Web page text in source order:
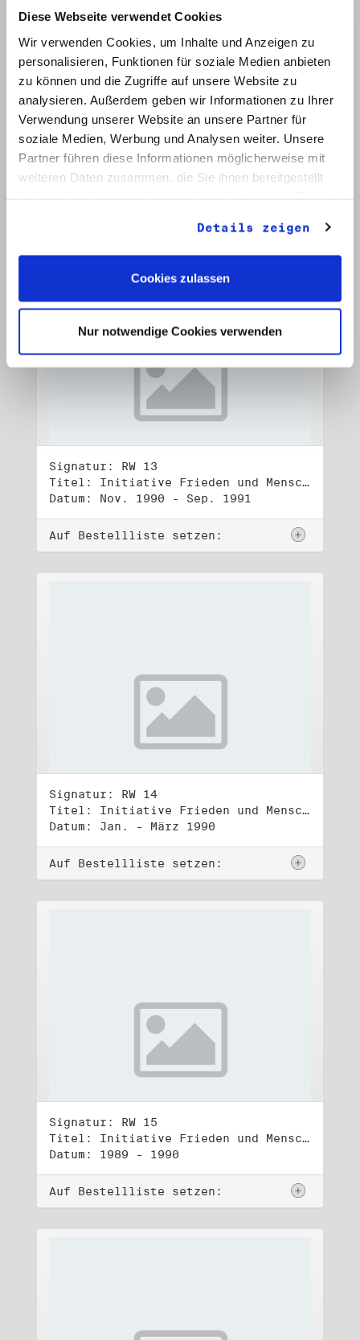
Diese Webseite verwendet Cookies
Wir verwenden Cookies, um Inhalte und Anzeigen zu
personalisieren, Funktionen für soziale Medien anbieten
zu können und die Zugriffe auf unsere Website zu
analysieren. Außerdem geben wir Informationen zu Ihrer
Verwendung unserer Website an unsere Partner für
soziale Medien, Werbung und Analysen weiter. Unsere
Partner führen diese Informationen möglicherweise mit
weiteren Daten zusammen, die Sie ihnen bereitgestellt
Details zeigen
Cookies zulassen
Nur notwendige Cookies verwenden
Signatur: RW 12
Titel: Initiative Frieden und Menschenrechte (2)
Datum: Mai - Nov. 1990
Signatur: RW 13
Titel: Initiative Frieden und Menschenrechte (3)
Datum: Nov. 1990 - Sep. 1991
Auf Bestellliste setzen:
Signatur: RW 14
Titel: Initiative Frieden und Menschenrechte, Volkskammerwahl 18.3.1990
Datum: Jan. - März 1990
Auf Bestellliste setzen:
Signatur: RW 15
Titel: Initiative Frieden und Menschenrechte, Veröffentlichungen
Datum: 1989 - 1990
Auf Bestellliste setzen: